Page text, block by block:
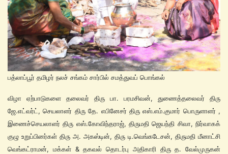
பத்லாப்பூர் தமிழர் நலச் சங்கம் சார்பில் சமத்துவப் பொங்கல்
விழா ஏற்பாடுகளை தலைவர் திரு பா. பரமசிவன், துணைத்தலைவர் திரு
ஜே.எட்வர்ட், செயலாளர் திரு தே. எபினேசர் திரு எஸ்.எம்.குமார் பொருளாளர் ,
இணைச்செயலாளர் திரு எஸ்.கோவிந்தராஜ், திருமதி ஜெயந்தி சிவா, நிர்வாகக்
குழு உறுப்பினர்கள் திரு அ. அகஸ்டின், திரு டி.வெங்கடேசன், திருமதி மீனாட்சி
வெங்கட்ராமன், மக்கள் & தகவல் தொடர்பு அதிகாரி திரு த. வேல்முருகன்